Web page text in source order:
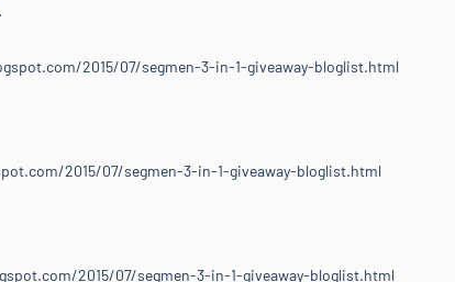
2015/07/segmen-3-in-1-giveaway-bloglist.html
2015/07/segmen-3-in-1-giveaway-bloglist.html
2015/07/segmen-3-in-1-giveaway-bloglist.html